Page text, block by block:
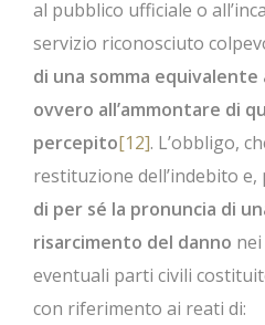
al pubblico ufficiale o
servizio riconosciuto
di una somma
ovvero all’ammontare di
percepito[12]. L’obbligo,
restituzione dell’indebito
di per sé la pronuncia di
risarcimento del danno
eventuali parti civili
con riferimento ai reati di: